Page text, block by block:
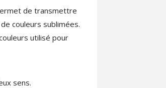
de transmettre
couleurs sublimées.
utilisé pour
sens.